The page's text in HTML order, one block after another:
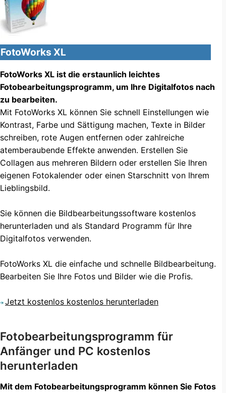
FotoWorks XL
FotoWorks XL ist die erstaunlich leichtes
Fotobearbeitungsprogramm, um Ihre Digitalfotos nach
zu bearbeiten.
Mit FotoWorks XL können Sie schnell Einstellungen wie
Kontrast, Farbe und Sättigung machen, Texte in Bilder
schreiben, rote Augen entfernen oder zahlreiche
atemberaubende Effekte anwenden. Erstellen Sie
Collagen aus mehreren Bildern oder erstellen Sie Ihren
eigenen Fotokalender oder einen Starschnitt von Ihrem
Lieblingsbild.
Sie können die Bildbearbeitungssoftware kostenlos
herunterladen und als Standard Programm für Ihre
Digitalfotos verwenden.
FotoWorks XL die einfache und schnelle Bildbearbeitung.
Bearbeiten Sie Ihre Fotos und Bilder wie die Profis.
Jetzt kostenlos kostenlos herunterladen
Fotobearbeitungsprogramm für
Anfänger und PC kostenlos
herunterladen
Mit dem Fotobearbeitungsprogramm können Sie Fotos